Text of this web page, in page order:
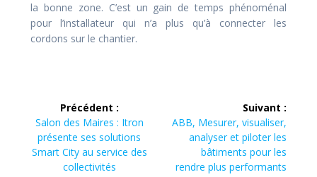
la bonne zone. C’est un gain de temps phénoménal
pour l’installateur qui n’a plus qu’à connecter les
cordons sur le chantier.
Navigation
de
l’article
Précédent :
Article
précédent :
Salon des Maires : Itron
présente ses solutions
Smart City au service des
collectivités
Suivant :
Article
suivant :
ABB, Mesurer, visualiser,
analyser et piloter les
bâtiments pour les
rendre plus performants